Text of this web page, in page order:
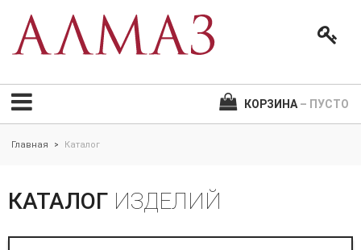
КОРЗИНА – ПУСТО
Главная > Каталог
КАТАЛОГ ИЗДЕЛИЙ